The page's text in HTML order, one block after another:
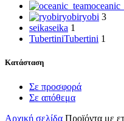
ryobiryobi 3
seikaseika 1
TubertiniTubertini 1
Κατάσταση
Σε προσφορά
Σε απόθεμα
Αρχική σελίδα Προϊόντα με